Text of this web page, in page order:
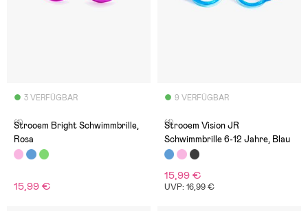
3 VERFÜGBAR
(1)
Strooem Bright Schwimmbrille,
Rosa
15,99 €
9 VERFÜGBAR
(1)
Strooem Vision JR
Schwimmbrille 6-12 Jahre, Blau
15,99 €
UVP: 16,99 €